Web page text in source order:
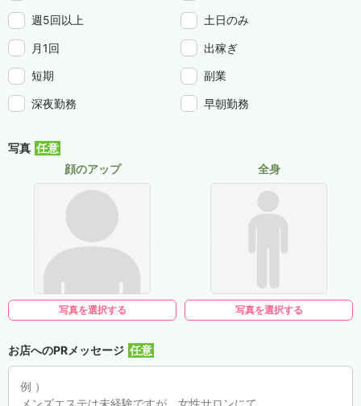
週5回以上 土日のみ
月1回 出稼ぎ
短期 副業
深夜勤務 早朝勤務
写真
顔のアップ
写真を選択する
全身
写真を選択する
お店へのPRメッセージ